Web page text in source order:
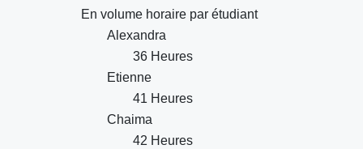
En volume horaire par étudiant
Alexandra
36 Heures
Etienne
41 Heures
Chaima
42 Heures